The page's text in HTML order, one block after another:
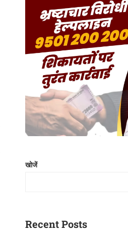
खोजें
Recent Posts